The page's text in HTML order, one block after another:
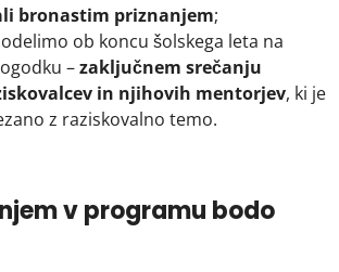
bronastim priznanjem;
ob koncu šolskega leta na
–zaključnem srečanju
in njihovih mentorjev, ki je
z raziskovalno temo.
v programu bodo